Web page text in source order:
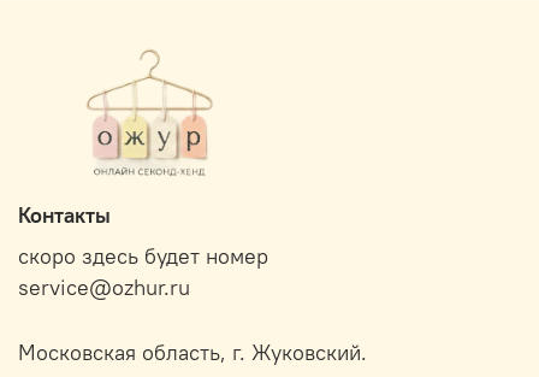
Контакты
скоро здесь будет номер
service@ozhur.ru
Московская область, г. Жуковский.